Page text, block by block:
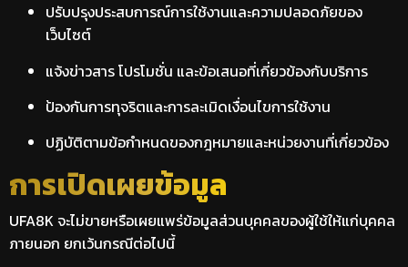
ปรับปรุงประสบการณ์การใช้งานและความปลอดภัยของ
เว็บไซต์
แจ้งข่าวสาร โปรโมชั่น และข้อเสนอที่เกี่ยวข้องกับบริการ
ป้องกันการทุจริตและการละเมิดเงื่อนไขการใช้งาน
ปฏิบัติตามข้อกำหนดของกฎหมายและหน่วยงานที่เกี่ยวข้อง
การเปิดเผยข้อมูล
UFA8K จะไม่ขายหรือเผยแพร่ข้อมูลส่วนบุคคลของผู้ใช้ให้แก่บุคคล
ภายนอก ยกเว้นกรณีต่อไปนี้